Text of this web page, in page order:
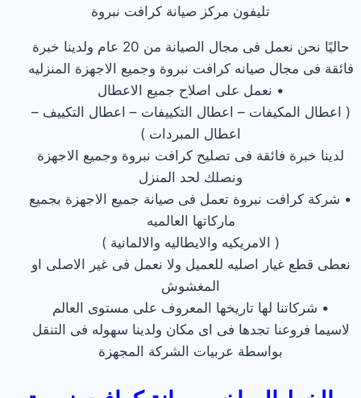
تليفون مركز صيانة كرافت نبروة
حاليًا نحن نعمل فى مجال الصيانة من 20 عام ولدينا خبرة
فائقة فى مجال صيانه كرافت نبروة وجميع الاجهزة المنزليه
• نعمل على اصلاح جميع الاعطال
( اعطال المكيفات – اعطال التكييفات – اعطال التكييف –
اعطال المبردات )
لدينا خبرة فائقة فى تصليح كرافت نبروة وجميع الاجهزة
ونصلك لحد المنزل
• شركة كرافت نبروة تعمل فى صيانة جميع الاجهزة بجميع
ماركاتها العالميه
( الامريكيه والايطاليه والالمانية )
نعطى قطع غيار اصليه للعميل ولا نعمل فى غير الاصلى او
المغشوش
• شركاتنا لها تاريخها المعروف على مستوى العالم
لاسيما فروعنا تجدها فى اى مكان ولدينا سهوله فى التنقل
بواسطة عربيات الشركة المجهزة